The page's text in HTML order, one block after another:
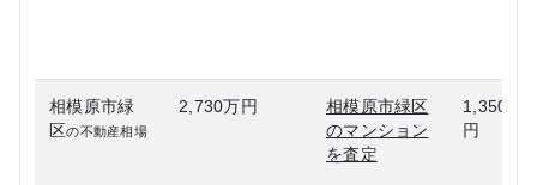
相模原市緑
区の不動産相場
2,730万円
相模原市緑区
のマンション
を査定
1,350万
円